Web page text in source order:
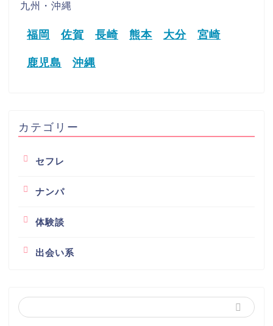
九州・沖縄
福岡 佐賀 長崎 熊本 大分 宮崎
鹿児島 沖縄
カテゴリー
セフレ
ナンパ
体験談
出会い系